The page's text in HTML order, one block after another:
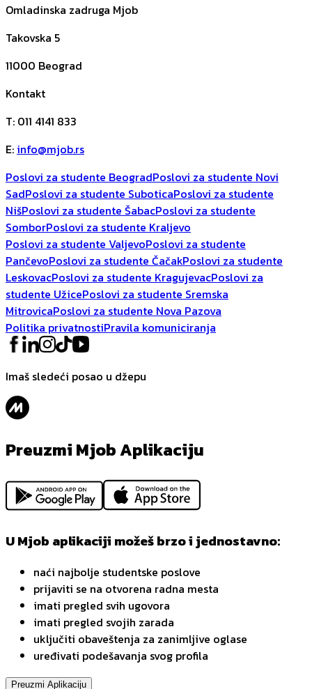
Omladinska zadruga Mjob
Takovska 5
11000 Beograd
Kontakt
T: 011 4141 833
E: info@mjob.rs
Poslovi za studente BeogradPoslovi za studente Novi
SadPoslovi za studente SuboticaPoslovi za studente
NišPoslovi za studente ŠabacPoslovi za studente
SomborPoslovi za studente Kraljevo
Poslovi za studente ValjevoPoslovi za studente
PančevoPoslovi za studente ČačakPoslovi za studente
LeskovacPoslovi za studente KragujevacPoslovi za
studente UžicePoslovi za studente Sremska
MitrovicaPoslovi za studente Nova Pazova
Politika privatnostiPravila komuniciranja
Imaš sledeći posao u džepu
Preuzmi Mjob Aplikaciju
U Mjob aplikaciji možeš brzo i jednostavno:
naći najbolje studentske poslove
prijaviti se na otvorena radna mesta
imati pregled svih ugovora
imati pregled svojih zarada
uključiti obaveštenja za zanimljive oglase
uređivati podešavanja svog profila
Preuzmi Aplikaciju